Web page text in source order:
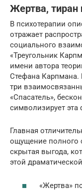
Жертва, тиран
В психотерапии
отражает
социального
«Треугольник
имени автора
Стефана Карпмана.
три
«Спасатель»,
символизирует эта
Главная
ощущение полного
скрытая выгода,
этой
«Жертва»